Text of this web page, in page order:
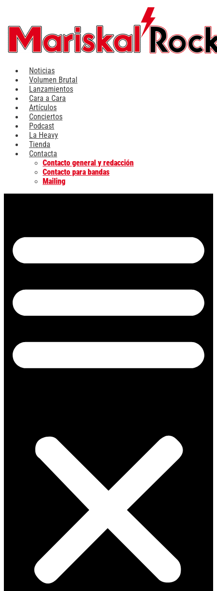
contenido
Noticias
Volumen Brutal
Lanzamientos
Cara a Cara
Artículos
Conciertos
Podcast
La Heavy
Tienda
Contacta
Contacto general y redacción
Contacto para bandas
Mailing